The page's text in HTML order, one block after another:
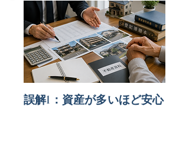
誤解1：資産が多いほど安心